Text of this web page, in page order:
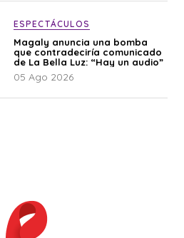
ESPECTÁCULOS
Magaly anuncia una bomba
que contradeciría comunicado
de La Bella Luz: “Hay un audio”
05 Ago 2026